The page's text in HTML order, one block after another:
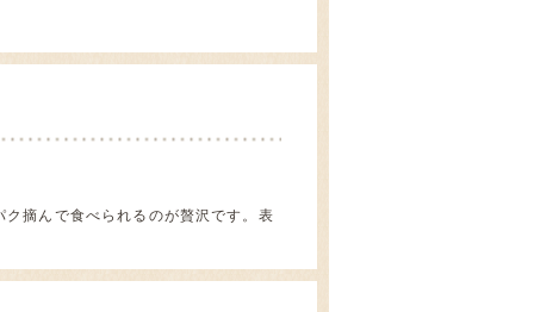
摘んで食べられるのが贅沢です。表